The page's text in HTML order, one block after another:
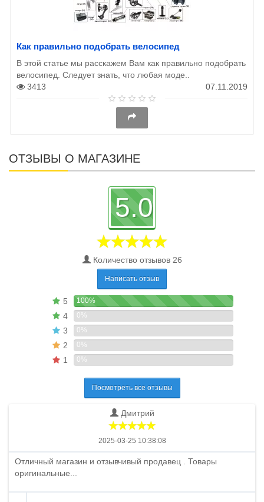
Как правильно подобрать велосипед
В этой статье мы расскажем Вам как правильно подобрать
велосипед. Следует знать, что любая моде..
3413
07.11.2019
ОТЗЫВЫ О МАГАЗИНЕ
5.0
Количество отзывов 26
Написать отзыв
5 100%
4 0%
3 0%
2 0%
1 0%
Посмотреть все отзывы
Дмитрий
2025-03-25 10:38:08
Отличный магазин и отзывчивый продавец . Товары
оригинальные...